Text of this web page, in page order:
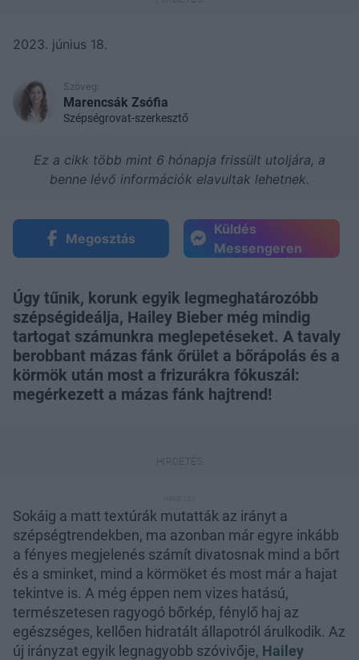
2023. június 18.
Szöveg:
Marencsák Zsófia
Szépségrovat-szerkesztő
Ez a cikk több mint 6 hónapja frissült utoljára, a
benne lévő információk elavultak lehetnek.
Megosztás
Küldés
Messengeren
Úgy tűnik, korunk egyik legmeghatározóbb
szépségideálja, Hailey Bieber még mindig
tartogat számunkra meglepetéseket. A tavaly
berobbant mázas fánk őrület a bőrápolás és a
körmök után most a frizurákra fókuszál:
megérkezett a mázas fánk hajtrend!
Sokáig a matt textúrák mutatták az irányt a
szépségtrendekben, ma azonban már egyre inkább
a fényes megjelenés számít divatosnak mind a bőrt
és a sminket, mind a körmöket és most már a hajat
tekintve is. A még éppen nem vizes hatású,
természetesen ragyogó bőrkép, fénylő haj az
egészséges, kellően hidratált állapotról árulkodik. Az
új irányzat egyik legnagyobb szóvivője, Hailey